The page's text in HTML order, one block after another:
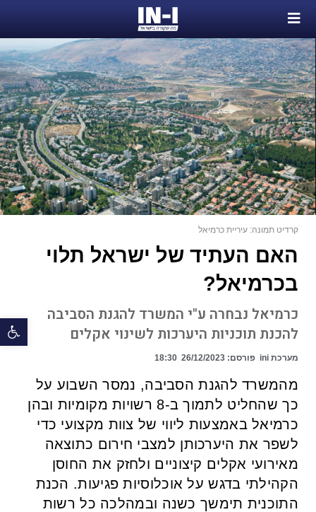
קרדיט תמונה: עיריית כרמיאל
האם העתיד של ישראל תלוי
בכרמיאל?
כרמיאל נבחרה ע"י המשרד להגנת הסביבה
להכנת תוכניות היערכות לשינוי אקלים
מערכת ini פורסם: 18:30
מהמשרד להגנת הסביבה, נמסר השבוע על
כך שהחליט לתמוך ב-8 רשויות מקומיות ובהן
כרמיאל באמצעות ליווי של צוות מקצועי כדי
לשפר את היערכותן למצבי חירום כתוצאה
מאירועי אקלים קיצוניים ולחזק את החוסן
הקהילתי בדגש על אוכלוסיות פגיעות. הכנת
התוכנית תימשך כשנה ובמהלכה כל רשות